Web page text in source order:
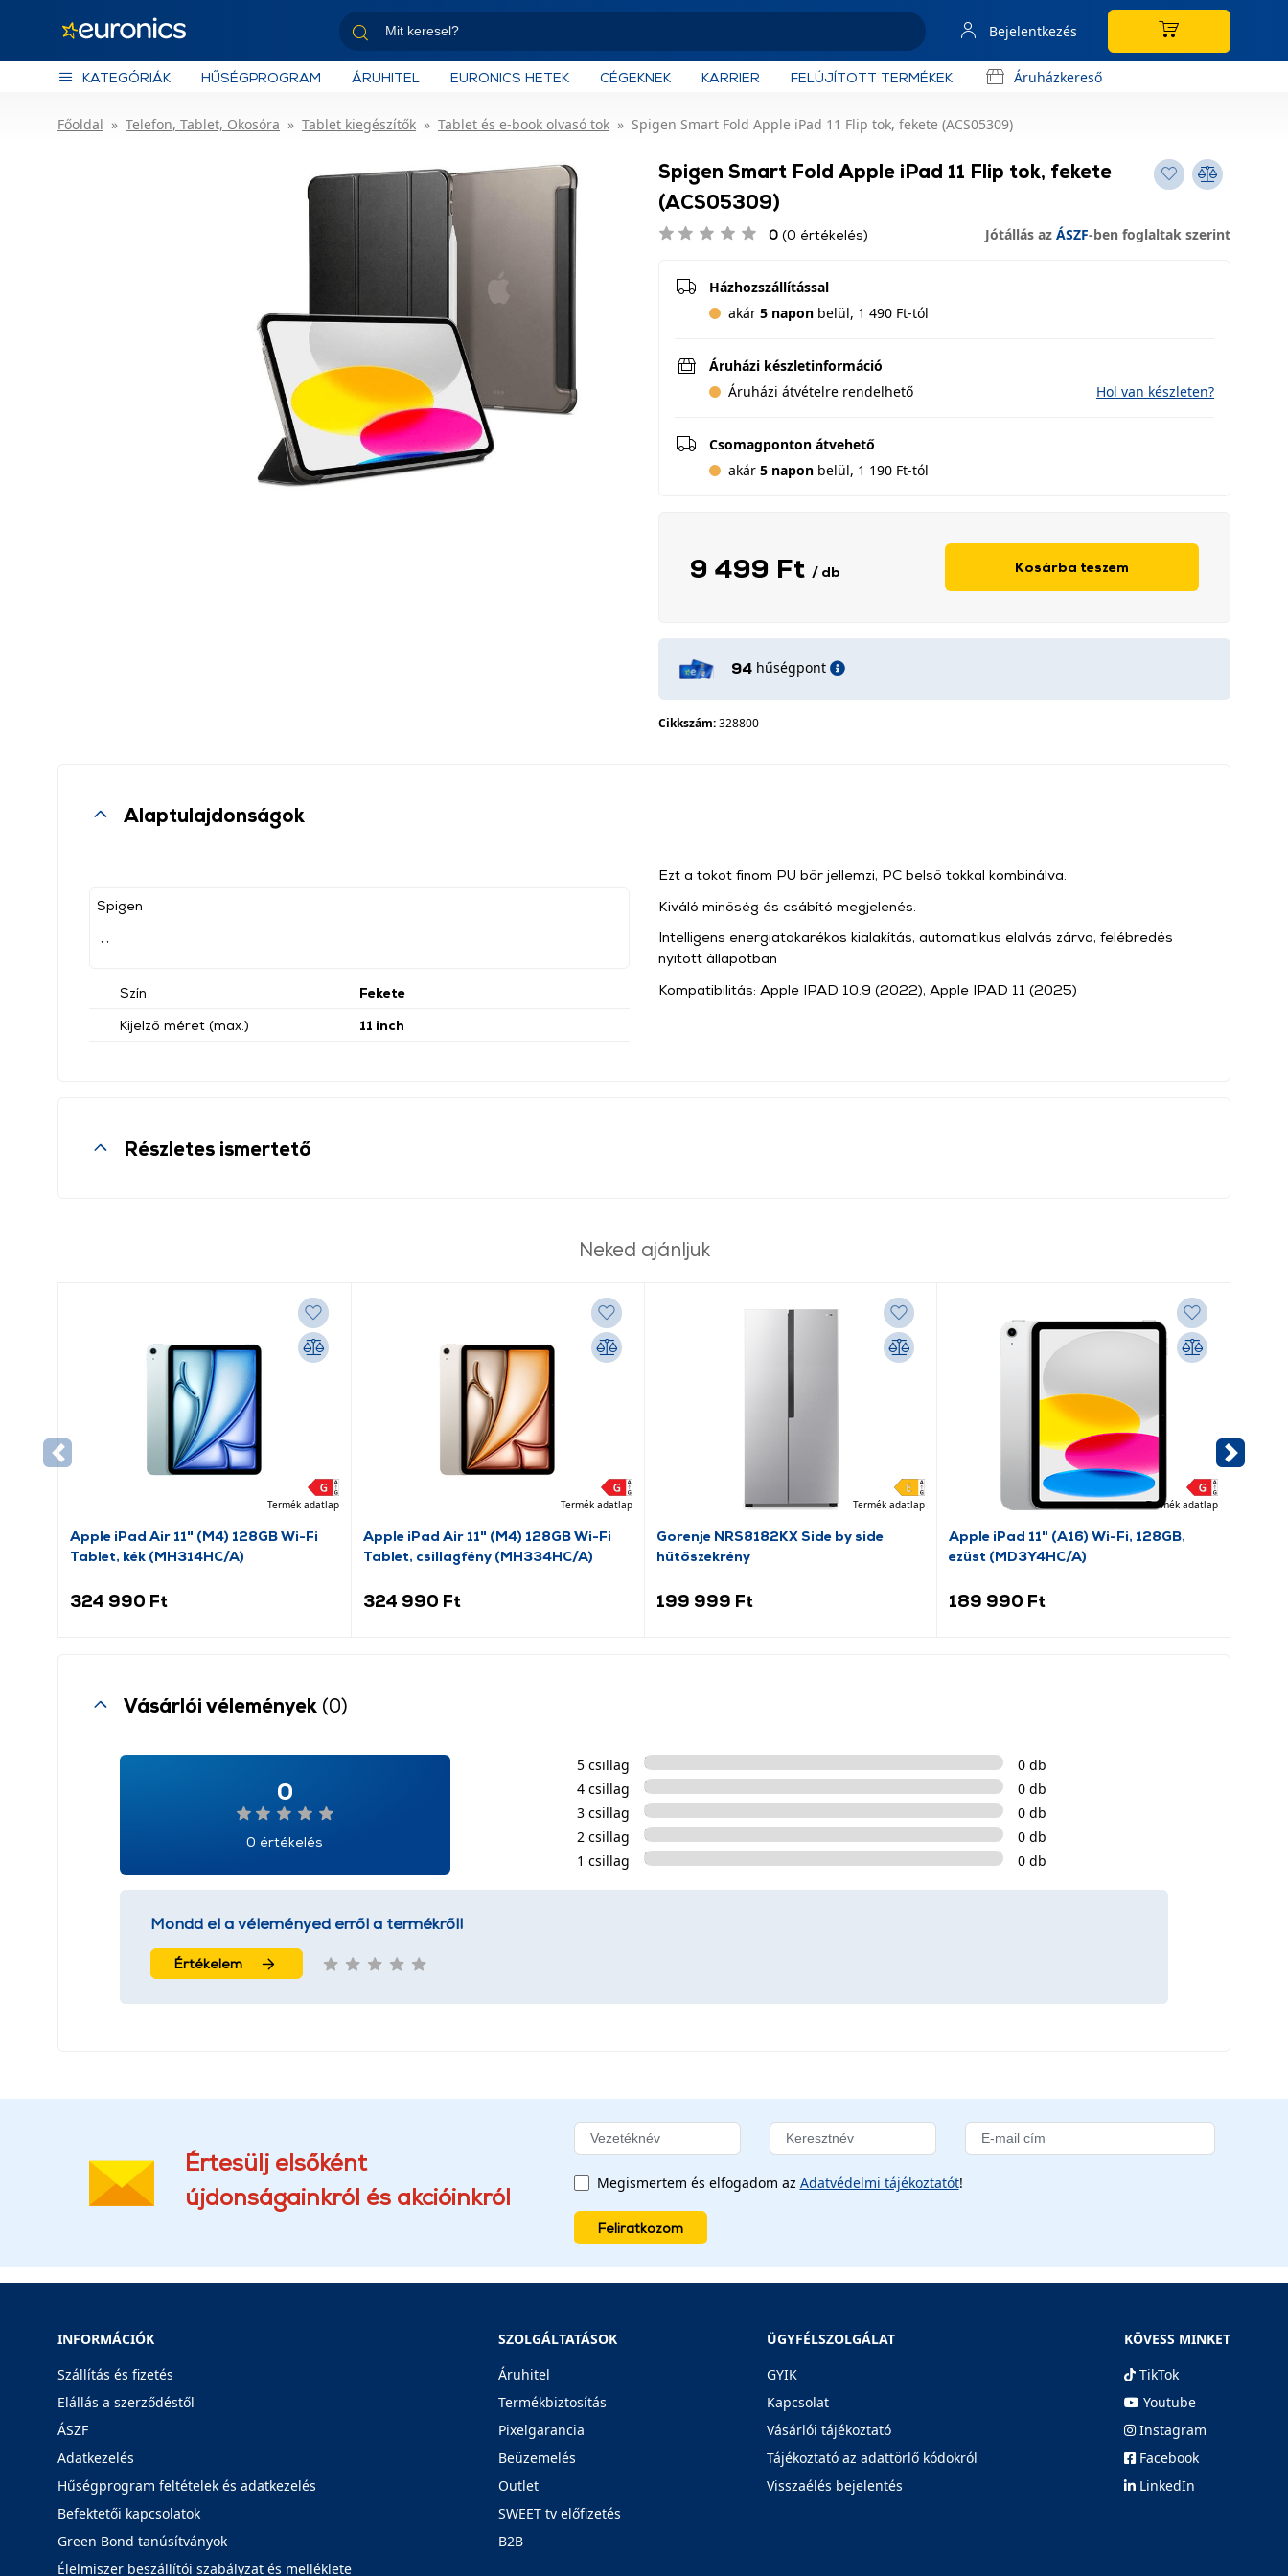
Bejelentkezés
KATEGÓRIÁK HŰSÉGPROGRAM ÁRUHITEL EURONICS HETEK CÉGEKNEK KARRIER FELÚJÍTOTT TERMÉKEK Áruházkereső
Főoldal Telefon, Tablet, Okosóra Tablet kiegészítők Tablet és e-book olvasó tok Spigen Smart Fold Apple iPad 11 Flip tok, fekete (ACS05309)
Spigen Smart Fold Apple iPad 11 Flip tok, fekete
(ACS05309)
0 (0 értékelés) Jótállás az ÁSZF-ben foglaltak szerint
Házhozszállítással
akár 5 napon belül, 1 490 Ft-tól
Áruházi készletinformáció
Áruházi átvételre rendelhető
Hol van készleten?
Csomagponton átvehető
akár 5 napon belül, 1 190 Ft-tól
9 499 Ft / db Kosárba teszem
94 hűségpont
Cikkszám:328800
Alaptulajdonságok
Spigen
Szín
Fekete
Kijelző méret (max.)
11 inch
Ezt a tokot finom PU bőr jellemzi, PC belső tokkal kombinálva.
Kiváló minőség és csábító megjelenés.
Intelligens energiatakarékos kialakítás, automatikus elalvás zárva, felébredés
nyitott állapotban
Kompatibilitás: Apple IPAD 10.9 (2022), Apple IPAD 11 (2025)
Részletes ismertető
Neked ajánljuk
Termék adatlap
Apple iPad Air 11" (M4) 128GB Wi-Fi
Tablet, kék (MH314HC/A)
324 990 Ft
Termék adatlap
Apple iPad Air 11" (M4) 128GB Wi-Fi
Tablet, csillagfény (MH334HC/A)
324 990 Ft
Termék adatlap
Gorenje NRS8182KX Side by side
hűtőszekrény
199 999 Ft
Termék adatlap
Apple iPad 11" (A16) Wi-Fi, 128GB,
ezüst (MD3Y4HC/A)
189 990 Ft
Vásárlói vélemények (0)
0
0 értékelés
5 csillag
0 db
4 csillag
0 db
3 csillag
0 db
2 csillag
0 db
1 csillag
0 db
Mondd el a véleményed erről a termékről!
Értékelem
Értesülj elsőként
újdonságainkról és akcióinkról
Megismertem és elfogadom az Adatvédelmi tájékoztatót!
Feliratkozom
INFORMÁCIÓK
Szállítás és fizetés
Elállás a szerződéstől
ÁSZF
Adatkezelés
Hűségprogram feltételek és adatkezelés
Befektetői kapcsolatok
Green Bond tanúsítványok
Élelmiszer beszállítói szabályzat és melléklete
SZOLGÁLTATÁSOK
Áruhitel
Termékbiztosítás
Pixelgarancia
Beüzemelés
Outlet
SWEET tv előfizetés
B2B
ÜGYFÉLSZOLGÁLAT
GYIK
Kapcsolat
Vásárlói tájékoztató
Tájékoztató az adattörlő kódokról
Visszaélés bejelentés
KÖVESS MINKET
TikTok
Youtube
Instagram
Facebook
LinkedIn